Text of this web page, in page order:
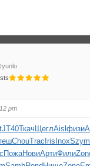
pm
JT40Ткач ЩеглAisl физи
ChouTrac Iris InoxSzym
ПожаНовиАртиФили